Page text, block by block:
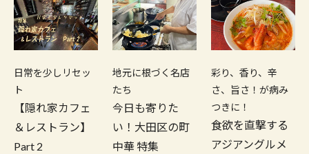
日常を少しリセッ
ト
【隠れ家カフェ
＆レストラン】
Part 2
地元に根づく名店
たち
今日も寄りた
い！大田区の町
中華 特集
彩り、香り、辛
さ、旨さ！が病み
つきに！
食欲を直撃する
アジアングルメ